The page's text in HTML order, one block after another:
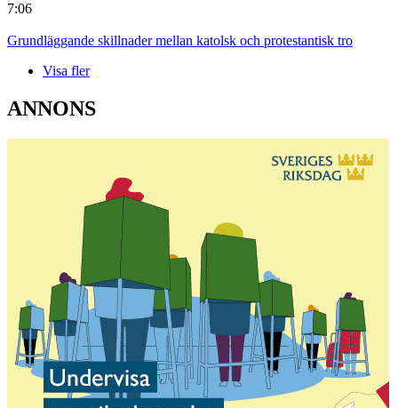
7:06
Grundläggande skillnader mellan katolsk och protestantisk tro
Visa fler
ANNONS